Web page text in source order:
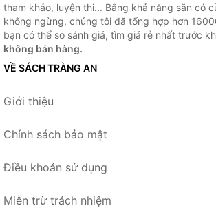
tham khảo, luyện thi... Bằng khả năng sẵn có
không ngừng, chúng tôi đã tổng hợp hơn
bạn có thể so sánh giá, tìm giá rẻ nhất trước
không bán hàng.
VỀ SÁCH TRÀNG AN
Giới thiệu
Chính sách bảo mật
Điều khoản sử dụng
Miễn trừ trách nhiệm